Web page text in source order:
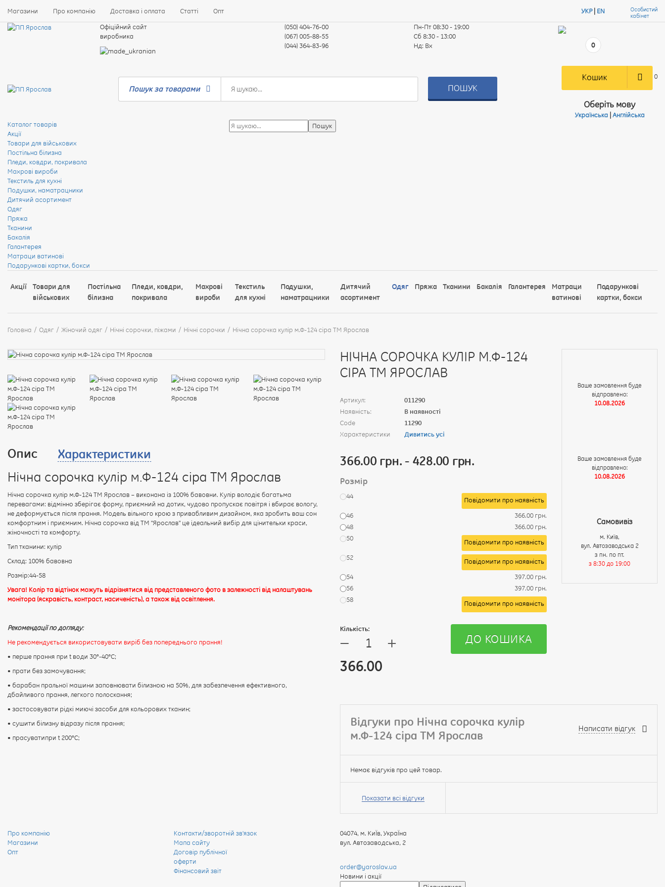
Магазини Про компанію Доставка і оплата Статті Опт УКР| EN
Особистий
кабінет
Офіційний сайт
виробника
(050) 404-76-00
(067) 005-88-55
(044) 364-83-96
Пн-Пт08:30 - 19:00
Сб8:30 - 13:00
Нд: Вх 0
Пошук за товарами ПОШУК
Кошик 0
Оберіть мову
Українська| Англійська
Каталог товарів
Акції
Товари для військових
Постільна білизна
Пледи, ковдри, покривала
Махрові вироби
Текстиль для кухні
Подушки, наматрацники
Дитячий асортимент
Одяг
Пряжа
Тканини
Бакалія
Галантерея
Матраци ватинові
Подарункові картки, бокси
Акції
Товари для
військових
Постільна
білизна
Пледи, ковдри,
покривала
Махрові
вироби
Текстиль
для кухні
Подушки,
наматрацники
Дитячий
асортимент
Одяг Пряжа Тканини Бакалія Галантерея
Матраци
ватинові
Подарункові
картки, бокси
Головна Одяг Жіночий одяг Нічні сорочки, піжами Нічні сорочки Нічна сорочка кулір м.Ф-124 сіра ТМ Ярослав
Опис Характеристики
Нічна сорочка кулір м.Ф-124 сіра ТМ Ярослав
Нічна сорочка кулір м.Ф-124 ТМ Ярослав – виконана із 100% бавовни. Кулір володіє багатьма
перевагами: відмінно зберігає форму, приємний на дотик, чудово пропускає повітря і вбирає вологу,
не деформується після прання. Модель вільного крою з привабливим дизайном, яка зробить ваш сон
комфортним і приємним. Нічна сорочка від ТМ "Ярослав" це ідеальний вибір для цінительки краси,
жіночності та комфорту.
Тип тканини: кулір
Склад: 100% бавовна
Розмір:44-58
Увага! Колір та відтінок можуть відрізнятися від представленого фото в залежності від налаштувань
монітора (яскравість, контраст, насиченість), а також від освітлення.
Рекомендації по догляду:
Не рекомендується використовувати виріб без попереднього прання!
• перше прання при t води 30°-40°C;
• прати без замочування;
• барабан пральної машини заповнювати білизною на 50%, для забезпечення ефективного,
дбайливого прання, легкого полоскання;
• застосовувати рідкі миючі засоби для кольорових тканин;
• сушити білизну відразу після прання;
• прасуватипри t 200°С;
НІЧНА СОРОЧКА КУЛІР М.Ф-124
СІРА ТМ ЯРОСЛАВ
Артикул:
011290
Наявність:
В наявності
Code
11290
Характеристики
Дивитись усі
366.00 грн. - 428.00 грн.
Розмір
44
Повідомити про наявність
46
366.00 грн.
48
366.00 грн.
50
Повідомити про наявність
52
Повідомити про наявність
54
397.00 грн.
56
397.00 грн.
58
Повідомити про наявність
Кількість:
— +
366.00
ДО КОШИКА
Ваше замовлення буде
відправлено:
10.08.2026
Ваше замовлення буде
відправлено:
10.08.2026
Самовивіз
м. Київ,
вул. Автозаводська 2
з пн. по пт.
з 8:30 до 19:00
Відгуки про Нічна сорочка кулір
м.Ф-124 сіра ТМ Ярослав
Написати відгук
Немає відгуків про цей товар.
Ваше
Ваш
Показати всі відгуки
Про компанію
Магазини
Опт
Контакти/зворотній зв'язок
Мапа сайту
Договір публічної
оферти
Фінансовий звіт
04074, м. КиЇв, УкраЇна
вул. Автозаводська, 2
order@yaroslav.ua
Новини і акції